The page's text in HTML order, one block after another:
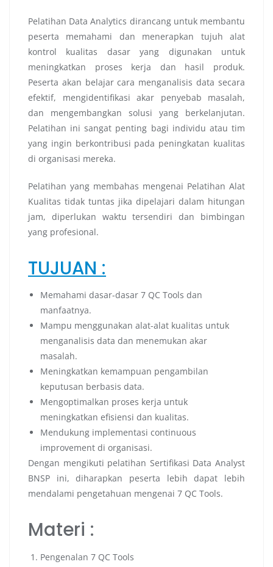
Pelatihan Data Analytics dirancang untuk membantu
peserta memahami dan menerapkan tujuh alat
kontrol kualitas dasar yang digunakan untuk
meningkatkan proses kerja dan hasil produk.
Peserta akan belajar cara menganalisis data secara
efektif, mengidentifikasi akar penyebab masalah,
dan mengembangkan solusi yang berkelanjutan.
Pelatihan ini sangat penting bagi individu atau tim
yang ingin berkontribusi pada peningkatan kualitas
di organisasi mereka.
Pelatihan yang membahas mengenai Pelatihan Alat
Kualitas tidak tuntas jika dipelajari dalam hitungan
jam, diperlukan waktu tersendiri dan bimbingan
yang profesional.
TUJUAN :
Memahami dasar-dasar 7 QC Tools dan
manfaatnya.
Mampu menggunakan alat-alat kualitas untuk
menganalisis data dan menemukan akar
masalah.
Meningkatkan kemampuan pengambilan
keputusan berbasis data.
Mengoptimalkan proses kerja untuk
meningkatkan efisiensi dan kualitas.
Mendukung implementasi continuous
improvement di organisasi.
Dengan mengikuti pelatihan Sertifikasi Data Analyst
BNSP ini, diharapkan peserta lebih dapat lebih
mendalami pengetahuan mengenai 7 QC Tools.
Materi :
Pengenalan 7 QC Tools